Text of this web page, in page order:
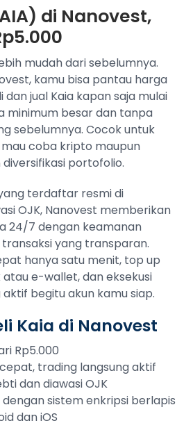
di Nanovest,
mudah dari sebelumnya.
kamu bisa pantau harga
jual Kaia kapan saja mulai
minimum besar dan tanpa
sebelumnya. Cocok untuk
coba kripto maupun
portofolio.
terdaftar resmi di
OJK, Nanovest memberikan
24/7 dengan keamanan
yang transparan.
hanya satu menit, top up
e-wallet, dan eksekusi
begitu akun kamu siap.
Kaia di Nanovest
Rp5.000
trading langsung aktif
dan diawasi OJK
sistem enkripsi berlapis
dan iOS